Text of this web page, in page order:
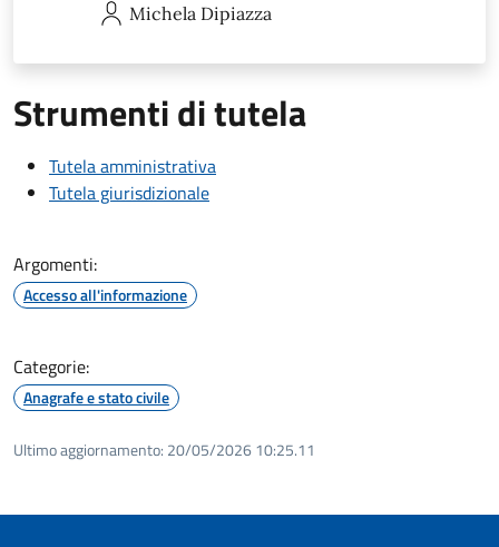
Michela Dipiazza
Strumenti di tutela
Tutela amministrativa
Tutela giurisdizionale
Argomenti:
Accesso all'informazione
Categorie:
Anagrafe e stato civile
Ultimo aggiornamento: 20/05/2026 10:25.11